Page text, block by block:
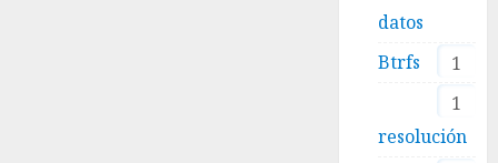
datos
1
Btrfs
1
resolución